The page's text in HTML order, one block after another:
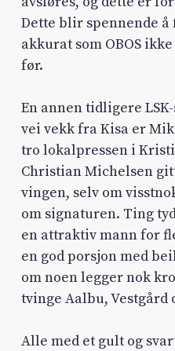
Dette blir spennende å
akkurat som OBOS
før.
En annen tidligere
vei vekk fra Kisa er
tro lokalpressen i
Christian Michelsen
vingen, selv om
om signaturen. Ting
en attraktiv mann for
en god porsjon med
om noen legger nok
tvinge Aalbu, Vestgård
Alle med et gult og